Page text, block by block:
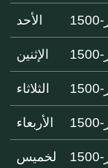
الأحد
الإثنين
الثلاثاء
الأربعاء
لخميس